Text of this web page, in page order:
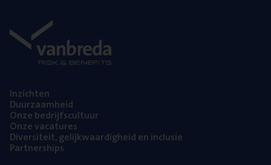
Inzich­ten
Duur­zaam­heid
Onze bedrijfs­cul­tuur
Onze vaca­tu­res
Diver­si­teit, gelijk­waar­dig­heid en inclusie
Part­ner­ships